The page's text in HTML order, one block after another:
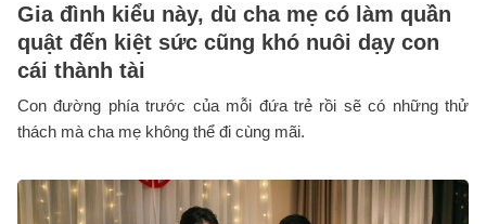
Gia đình kiểu này, dù cha mẹ có làm quần
quật đến kiệt sức cũng khó nuôi dạy con
cái thành tài
Con đường phía trước của mỗi đứa trẻ rồi sẽ có những thử
thách mà cha mẹ không thể đi cùng mãi.